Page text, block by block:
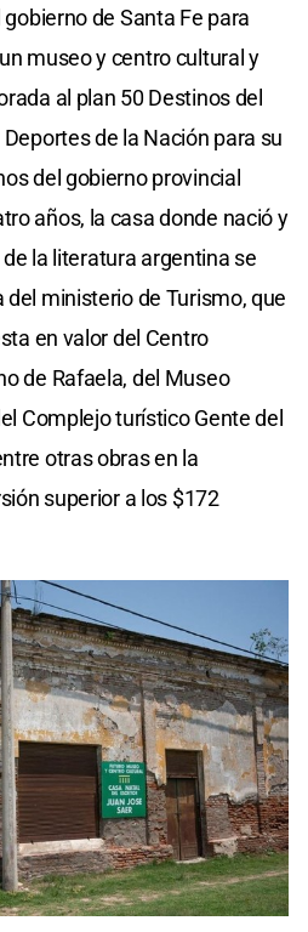
de Santa Fe para
museo y centro cultural y
al plan 50 Destinos del
de la Nación para su
del gobierno provincial
años, la casa donde nació y
la literatura argentina se
ministerio de Turismo, que
en valor del Centro
de Rafaela, del Museo
Complejo turístico Gente del
otras obras en la
superior a los $172